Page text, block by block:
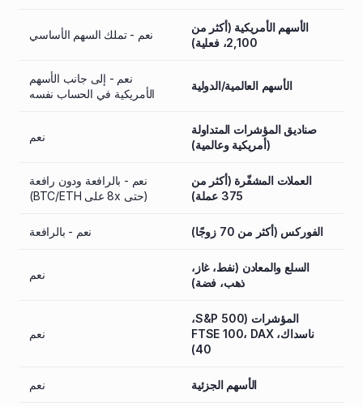
الأسهم الأمريكية (أكثر من
2,100، فعلية)
نعم - تملك السهم الأساسي
الأسهم العالمية/الدولية
نعم - إلى جانب الأسهم
الأمريكية في الحساب نفسه
صناديق المؤشرات المتداولة
(أمريكية وعالمية)
نعم
العملات المشفّرة (أكثر من
375 عملة)
نعم - بالرافعة ودون رافعة
(حتى 8x على BTC/ETH)
الفوركس (أكثر من 70 زوجًا) نعم - بالرافعة
السلع والمعادن (نفط، غاز،
ذهب، فضة)
نعم
المؤشرات (S&P 500،
ناسداك، FTSE 100، DAX
40)
نعم
الأسهم الجزئية نعم